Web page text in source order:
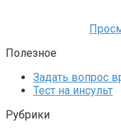
Полезное
Задать вопрос
Тест на инсульт
Рубрики